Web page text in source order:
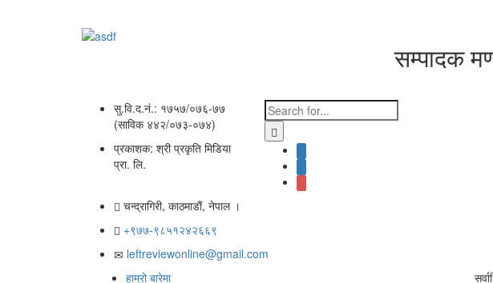
सु.वि.द.नं.: १७५७/०७६-७७
(साविक ४४२/०७३-०७४)
प्रकाशक: श्री प्रकृति मिडिया
प्रा. लि.
चन्द्रागिरी, काठमाडाैं, नेपाल ।
+९७७-९८५१२४२६६९
leftreviewonline@gmail.com
सम्पादक
हाम्रो बारेमा